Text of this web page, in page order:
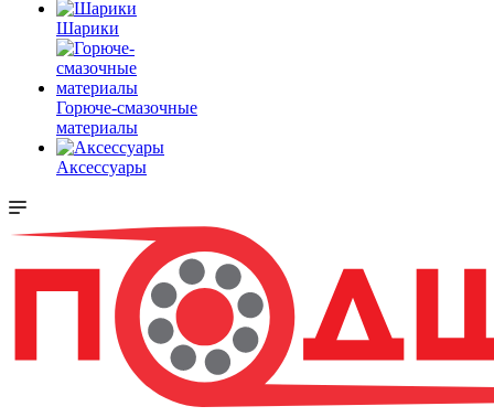
Шарики
Горюче-смазочные
материалы
Аксессуары